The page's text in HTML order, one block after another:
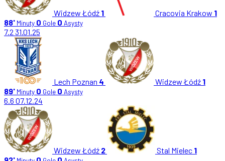
Widzew Łódź 1 Cracovia Krakow 1
88' Minuty 0 Gole 0 Asysty
7.2 31.01.25
Lech Poznan 4 Widzew Łódź 1
89' Minuty 0 Gole 0 Asysty
6.6 07.12.24
Widzew Łódź 2 Stal Mielec 1